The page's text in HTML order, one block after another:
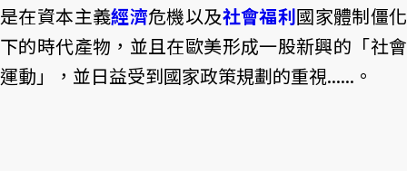
是在資本主義經濟危機以及社會福利國家體制僵化
下的時代產物，並且在歐美形成一股新興的「社會
運動」，並日益受到國家政策規劃的重視......。